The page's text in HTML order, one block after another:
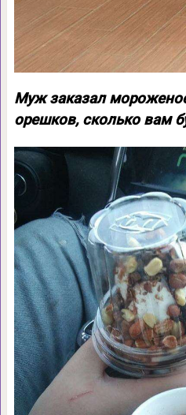
Муж заказал
орешков, сколько вам